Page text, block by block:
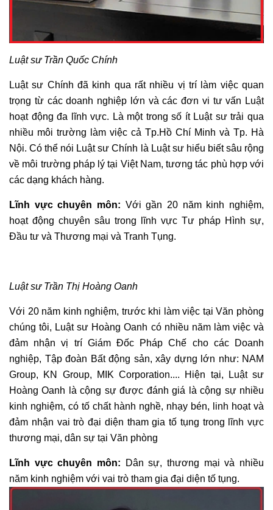
Luật sư Trần Quốc Chính
Luật sư Chính đã kinh qua rất nhiều vị trí làm việc quan
trọng từ các doanh nghiệp lớn và các đơn vi tư vấn Luật
hoạt động đa lĩnh vực. Là một trong số ít Luật sư trải qua
nhiều môi trường làm việc cả Tp.Hồ Chí Minh và Tp. Hà
Nội. Có thể nói Luật sư Chính là Luật sư hiểu biết sâu rộng
về môi trường pháp lý tại Việt Nam, tương tác phù hợp với
các dạng khách hàng.
Lĩnh vực chuyên môn: Với gần 20 năm kinh nghiệm,
hoạt động chuyên sâu trong lĩnh vực Tư pháp Hình sự,
Đầu tư và Thương mại và Tranh Tụng.
Luật sư Trần Thị Hoàng Oanh
Với 20 năm kinh nghiệm, trước khi làm việc tại Văn phòng
chúng tôi, Luật sư Hoàng Oanh có nhiều năm làm việc và
đảm nhận vị trí Giám Đốc Pháp Chế cho các Doanh
nghiệp, Tập đoàn Bất động sản, xây dựng lớn như: NAM
Group, KN Group, MIK Corporation.... Hiện tại, Luật sư
Hoàng Oanh là cộng sự được đánh giá là cộng sự nhiều
kinh nghiệm, có tố chất hành nghề, nhạy bén, linh hoạt và
đảm nhận vai trò đại diện tham gia tố tụng trong lĩnh vực
thương mại, dân sự tại Văn phòng
Lĩnh vực chuyên môn: Dân sự, thương mại và nhiều
năm kinh nghiệm với vai trò tham gia đại diện tố tụng.